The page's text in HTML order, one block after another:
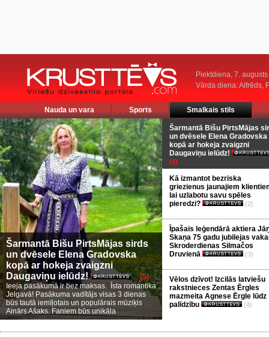
Piektdiena, 7. augusts
Vārda diena: Alfrēds,
Nauda un vara Sports Smalkais stils
Šarmantā Bišu PirtsMājas sirds
un dvēsele Elena Gradovska
kopā ar hokeja zvaigzni
Daugaviņu ielūdz!
(5)
Ieeja pasākumā ir bez maksas. Īsta romantika
Jelgavā! Pasākuma vadītājs visas 3 dienas
būs tautā iemīļotais un populārais mūziķis
Ainārs Ašaks. Faniem būs unikāla
Šarmantā Bišu PirtsMājas
un dvēsele Elena Gradovska
kopā ar hokeja zvaigzni
Daugaviņu ielūdz!
(5)
Kā izmantot bezriska
griezienus jaunajiem
lai uzlabotu savu spēles
pieredzi?
(2)
Īpašais leģendārā aktiera
Skaņa 75 gadu jubilejas
Skroderdienas Silmačos
Druvienā
(3)
Vēlos dzīvot! Izcilās latviešu
rakstnieces Zentas Ērgles
mazmeita Agnese Ērgle lūdz
palīdzību
(4)